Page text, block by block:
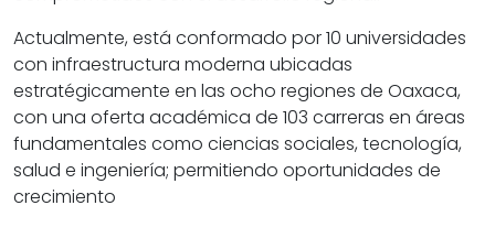
Actualmente, está conformado por 10 universidades
con infraestructura moderna ubicadas
estratégicamente en las ocho regiones de Oaxaca,
con una oferta académica de 103 carreras en áreas
fundamentales como ciencias sociales, tecnología,
salud e ingeniería; permitiendo oportunidades de
crecimiento